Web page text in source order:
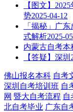
【图文】
势2025-04-12
「揭秘」广
式解析2025-
内蒙古自考本
【答疑】深
佛山报名本科 自考
深圳自考培训班 自
网 暨大自考流程 自
北自考毕业 广东自